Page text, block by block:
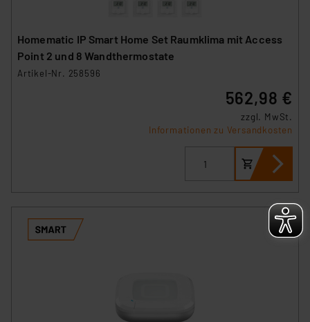
Homematic IP Smart Home Set Raumklima mit Access
Point 2 und 8 Wandthermostate
Artikel-Nr. 258596
562,98 €
zzgl. MwSt.
Informationen zu Versandkosten